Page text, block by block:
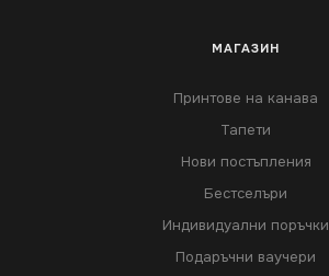
МАГАЗИН
Принтове на канава
Тапети
Нови постъпления
Бестселъри
Индивидуални поръчки
Подаръчни ваучери